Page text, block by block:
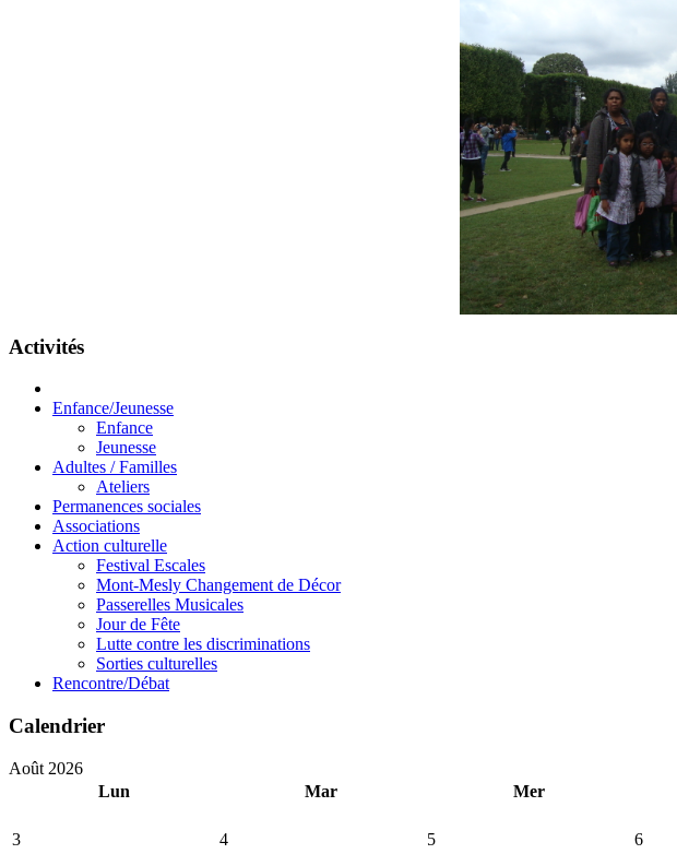
Activités
Enfance/Jeunesse
Enfance
Jeunesse
Adultes / Familles
Ateliers
Permanences sociales
Associations
Action culturelle
Festival Escales
Mont-Mesly Changement de Décor
Passerelles Musicales
Jour de Fête
Lutte contre les discriminations
Sorties culturelles
Rencontre/Débat
Calendrier
Août 2026
Lun
Mar Mer
3
4 5 6